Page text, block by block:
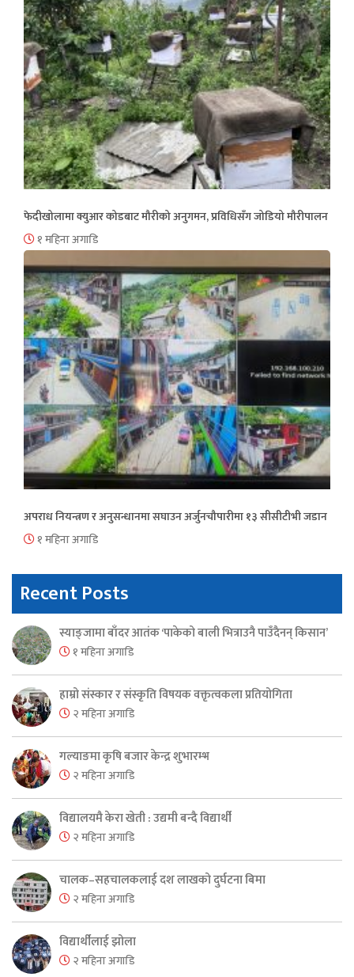
फेदीखोलामा क्युआर कोडबाट मौरीको अनुगमन, प्रविधिसँग जोडियो मौरीपालन
१ महिना अगाडि
अपराध नियन्त्रण र अनुसन्धानमा सघाउन अर्जुनचौपारीमा १३ सीसीटीभी जडान
१ महिना अगाडि
Recent Posts
स्याङ्जामा बाँदर आतंक ‘पाकेको बाली भित्राउनै पाउँदैनन् किसान’
१ महिना अगाडि
हाम्रो संस्कार र संस्कृति विषयक वक्तृत्वकला प्रतियोगिता
२ महिना अगाडि
गल्याङमा कृषि बजार केन्द्र शुभारम्भ
२ महिना अगाडि
विद्यालयमै केरा खेती : उद्यमी बन्दै विद्यार्थी
२ महिना अगाडि
चालक–सहचालकलाई दश लाखको दुर्घटना बिमा
२ महिना अगाडि
विद्यार्थीलाई झोला
२ महिना अगाडि